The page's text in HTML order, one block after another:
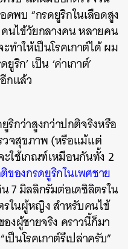
ดพบ “กรดยูริกในเลือดสูง
นไข้วัยกลางคน หลายคน
ทำให้เป็นโรคเกาต์ได้ ผม
ริก’ เป็น ‘ค่าเกาต์’
กแล้ว
กว่าสูงกว่าปกติจริงหรือ
วจสุขภาพ (หรือแม้แต่
ะใช้เกณฑ์เหมือนกันทั้ง 2
ของกรดยูริกในเพศชาย
7 มิลลิกรัมต่อเดซิลิตรใน
ในผู้หญิง สำหรับคนไข้
งผู้ชายจริง คราวนี้ก็มา
ป็นโรคเกาต์รึเปล่าครับ”